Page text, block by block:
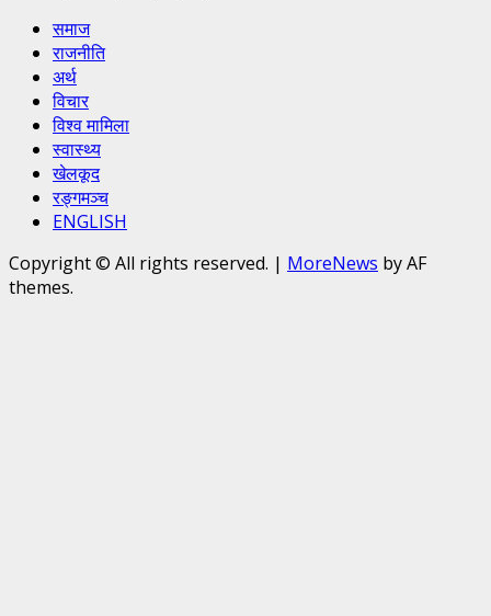
समाज
राजनीति
अर्थ
विचार
विश्व मामिला
स्वास्थ्य
खेलकूद
रङ्गमञ्च
ENGLISH
Copyright © All rights reserved. | MoreNews by AF
themes.